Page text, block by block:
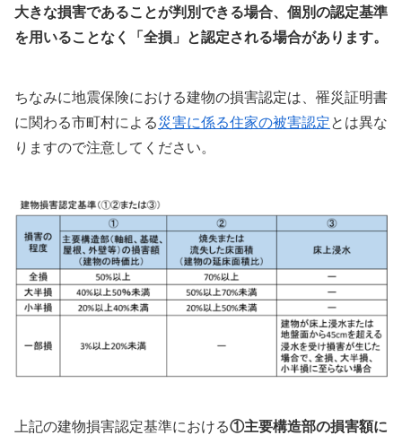
大きな損害であることが判別できる場合、個別の認定基準
を用いることなく「全損」と認定される場合があります。
ちなみに地震保険における建物の損害認定は、罹災証明書
に関わる市町村による災害に係る住家の被害認定とは異な
りますので注意してください。
上記の建物損害認定基準における①主要構造部の損害額に